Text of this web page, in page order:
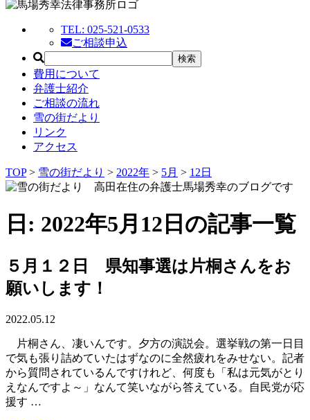
TEL: 025-521-0533
ご相談申込
費用について
弁護士紹介
ご相談の流れ
雪の街だより
リンク
アクセス
TOP> 雪の街だより > 2022年 > 5月 > 12日
日: 2022年5月12日の記事一覧
５月１２日 県知事選は片桐さんをお
願いします！
2022.05.12
片桐さん、凄いんです。夕方の演説会。選挙戦の第一日目
で気も張り詰めていたはずなのに全然疲れをみせない。記者
から質問されているんですけれど、何度も「私は元気がとり
えなんですよ～」なんて笑いながら答えている。自民党が応
援す …